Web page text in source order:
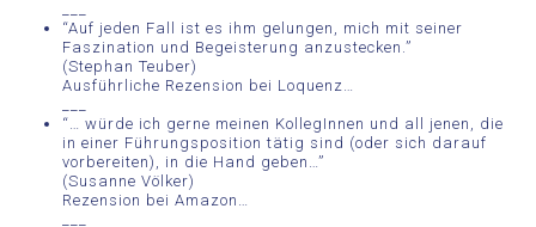
“Auf jeden Fall ist es ihm gelungen, mich mit seiner
Faszination und Begeisterung anzustecken.”
(Stephan Teuber)
Ausführliche Rezension bei Loquenz…
“… würde ich gerne meinen KollegInnen und all jenen, die
in einer Führungsposition tätig sind (oder sich darauf
vorbereiten), in die Hand geben…”
(Susanne Völker)
Rezension bei Amazon…